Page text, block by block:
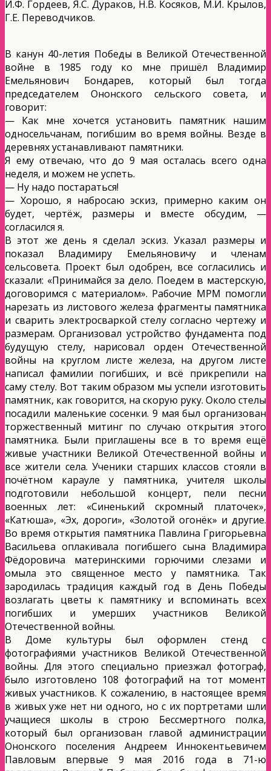
И.Ф. Гордеев, Я.С. Дураков, Н.В. Косяков, М.И. Крылов,
Г.Е. Переводчиков.
В канун 40-летия Победы в Великой Отечественной
войне в 1985 году ко мне пришёл Владимир
Емельянович Бондарев, который был тогда
председателем Ононского сельского совета, и
говорит:
— Как мне хочется установить памятник нашим
односельчанам, погибшим во время войны. Везде в
деревнях устанавливают памятники.
Я ему отвечаю, что до 9 мая осталась всего одна
неделя, и можем не успеть.
— Ну надо постараться!
— Хорошо, я набросаю эскиз, примерно каким он
будет, чертёж, размеры и вместе обсудим, —
согласился я.
В этот же день я сделал эскиз. Указал размеры и
показал Владимиру Емельяновичу и членам
сельсовета. Проект был одобрен, все согласились и
сказали: «Принимайся за дело. Поедем в мастерскую,
договоримся с материалом». Рабочие МРМ помогли
нарезать из листового железа фрагменты памятника
и сварить электросваркой стелу согласно чертежу и
размерам. Организовал устройство фундамента под
будущую стелу, нарисовал орден Отечественной
войны на круглом листе железа, на другом листе
написал фамилии погибших, и всё прикрепили на
саму стелу. Вот таким образом мы успели изготовить
памятник, как говорится, на скорую руку. Около стелы
посадили маленькие сосенки. 9 мая был организован
торжественный митинг по случаю открытия этого
памятника. Были приглашены все в то время ещё
живые участники Великой Отечественной войны и
все жители села. Ученики старших классов стояли в
почётном карауле у памятника, учителя школы
подготовили небольшой концерт, пели песни
военных лет: «Синенький скромный платочек»,
«Катюша», «Эх, дороги», «Золотой огонёк» и другие.
Во время открытия памятника Павлина Григорьевна
Васильева оплакивала погибшего сына Владимира
Фёдоровича материнскими горючими слезами и
омыла это священное место у памятника. Так
зародилась традиция каждый год в День Победы
возлагать цветы к памятнику и вспоминать всех
погибших и умерших участников Великой
Отечественной войны.
В Доме культуры был оформлен стенд с
фотографиями участников Великой Отечественной
войны. Для этого специально приезжал фотограф,
было изготовлено 108 фотографий на тот момент
живых участников. К сожалению, в настоящее время
в живых уже нет ни одного, но с их портретами шли
учащиеся школы в строю Бессмертного полка,
который был организован главой администрации
Ононского поселения Андреем Иннокентьевичем
Павловым впервые 9 мая 2016 года в 71-ю